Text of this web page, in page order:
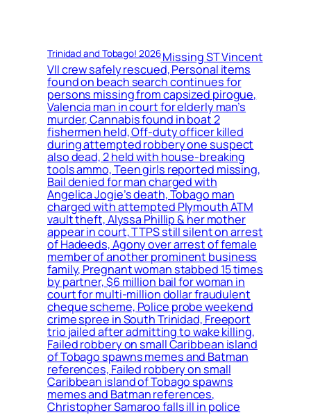
Trinidad and Tobago! 2026Missing ST Vincent
VII crew safely rescued, Personal items
found on beach search continues for
persons missing from capsized pirogue,
Valencia man in court for elderly man’s
murder, Cannabis found in boat 2
fishermen held, Off-duty officer killed
during attempted robbery one suspect
also dead, 2 held with house-breaking
tools ammo, Teen girls reported missing,
Bail denied for man charged with
Angelica Jogie’s death, Tobago man
charged with attempted Plymouth ATM
vault theft, Alyssa Phillip & her mother
appear in court, TTPS still silent on arrest
of Hadeeds, Agony over arrest of female
member of another prominent business
family, Pregnant woman stabbed 15 times
by partner, $6 million bail for woman in
court for multi-million dollar fraudulent
cheque scheme, Police probe weekend
crime spree in South Trinidad, Freeport
trio jailed after admitting to wake killing,
Failed robbery on small Caribbean island
of Tobago spawns memes and Batman
references, Failed robbery on small
Caribbean island of Tobago spawns
memes and Batman references,
Christopher Samaroo falls ill in police